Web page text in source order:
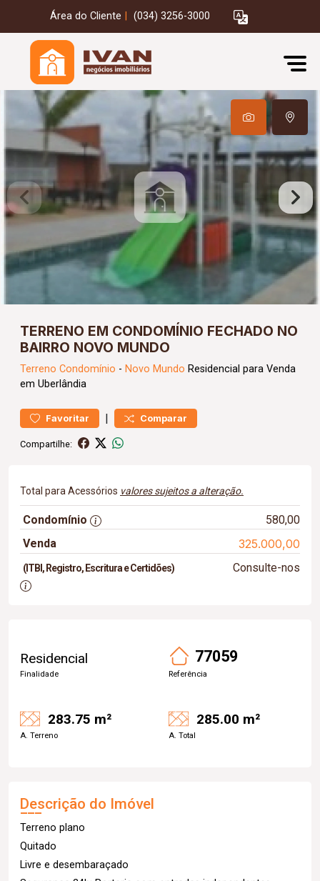
Área do Cliente (034) 3256-3000
TERRENO EM CONDOMÍNIO FECHADO NO
BAIRRO NOVO MUNDO
Terreno Condomínio - Novo Mundo Residencial para Venda
em Uberlândia
Favoritar | Comparar
Compartilhe:
Total para Acessórios valores sujeitos a alteração.
Condomínio
580,00
Venda
325.000,00
(ITBI, Registro, Escritura e Certidões) Consulte-nos
Residencial
Finalidade
77059
Referência
283.75 m²
A. Terreno
285.00 m²
A. Total
Descrição do Imóvel
Terreno plano
Quitado
Livre e desembaraçado